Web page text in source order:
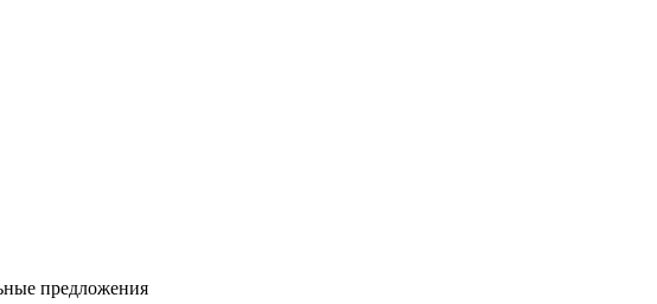
предложения